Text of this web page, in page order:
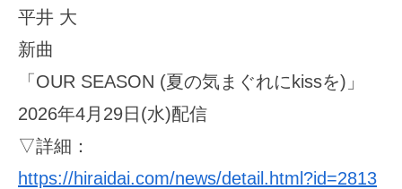
平井 大
新曲
「OUR SEASON (夏の気まぐれにkissを)」
2026年4月29日(水)配信
▽詳細：
https://hiraidai.com/news/detail.html?id=2813